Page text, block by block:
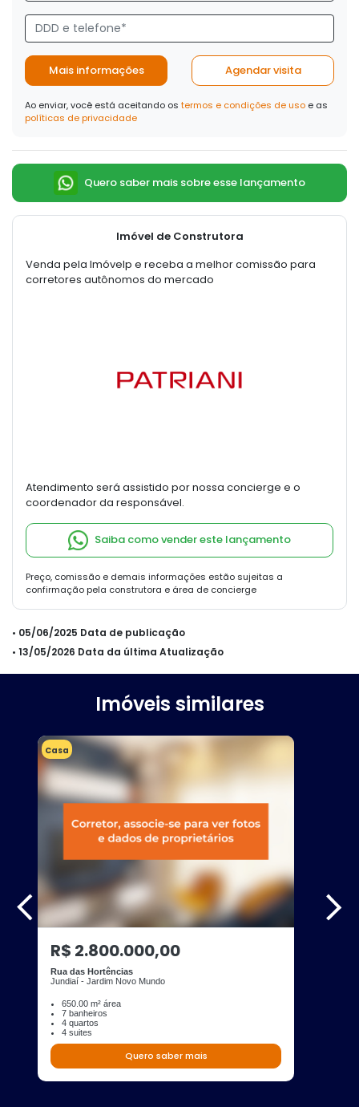
Mais informações Agendar visita
Ao enviar, você está aceitando os termos e condições de uso e as
políticas de privacidade
Quero saber mais sobre esse lançamento
Imóvel de Construtora
Venda pela Imóvelp e receba a melhor comissão para
corretores autônomos do mercado
Atendimento será assistido por nossa concierge e o
coordenador da responsável.
Saiba como vender este lançamento
Preço, comissão e demais informações estão sujeitas a
confirmação pela construtora e área de concierge
• 05/06/2025 Data de publicação
• 13/05/2026 Data da última Atualização
Imóveis similares
Casa
R$ 2.800.000,00
Rua das Hortências
Jundiaí - Jardim Novo Mundo
650.00 m² área
7 banheiros
4 quartos
4 suites
Quero saber mais